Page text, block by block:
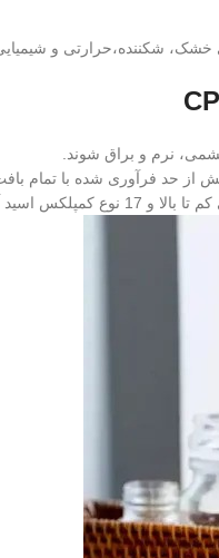
شکننده،حرارتی و
نرم و براق شوند.
حد فرآوری شده با تمام
بدون پارابن